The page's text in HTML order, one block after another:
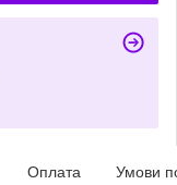
Оплата Умови